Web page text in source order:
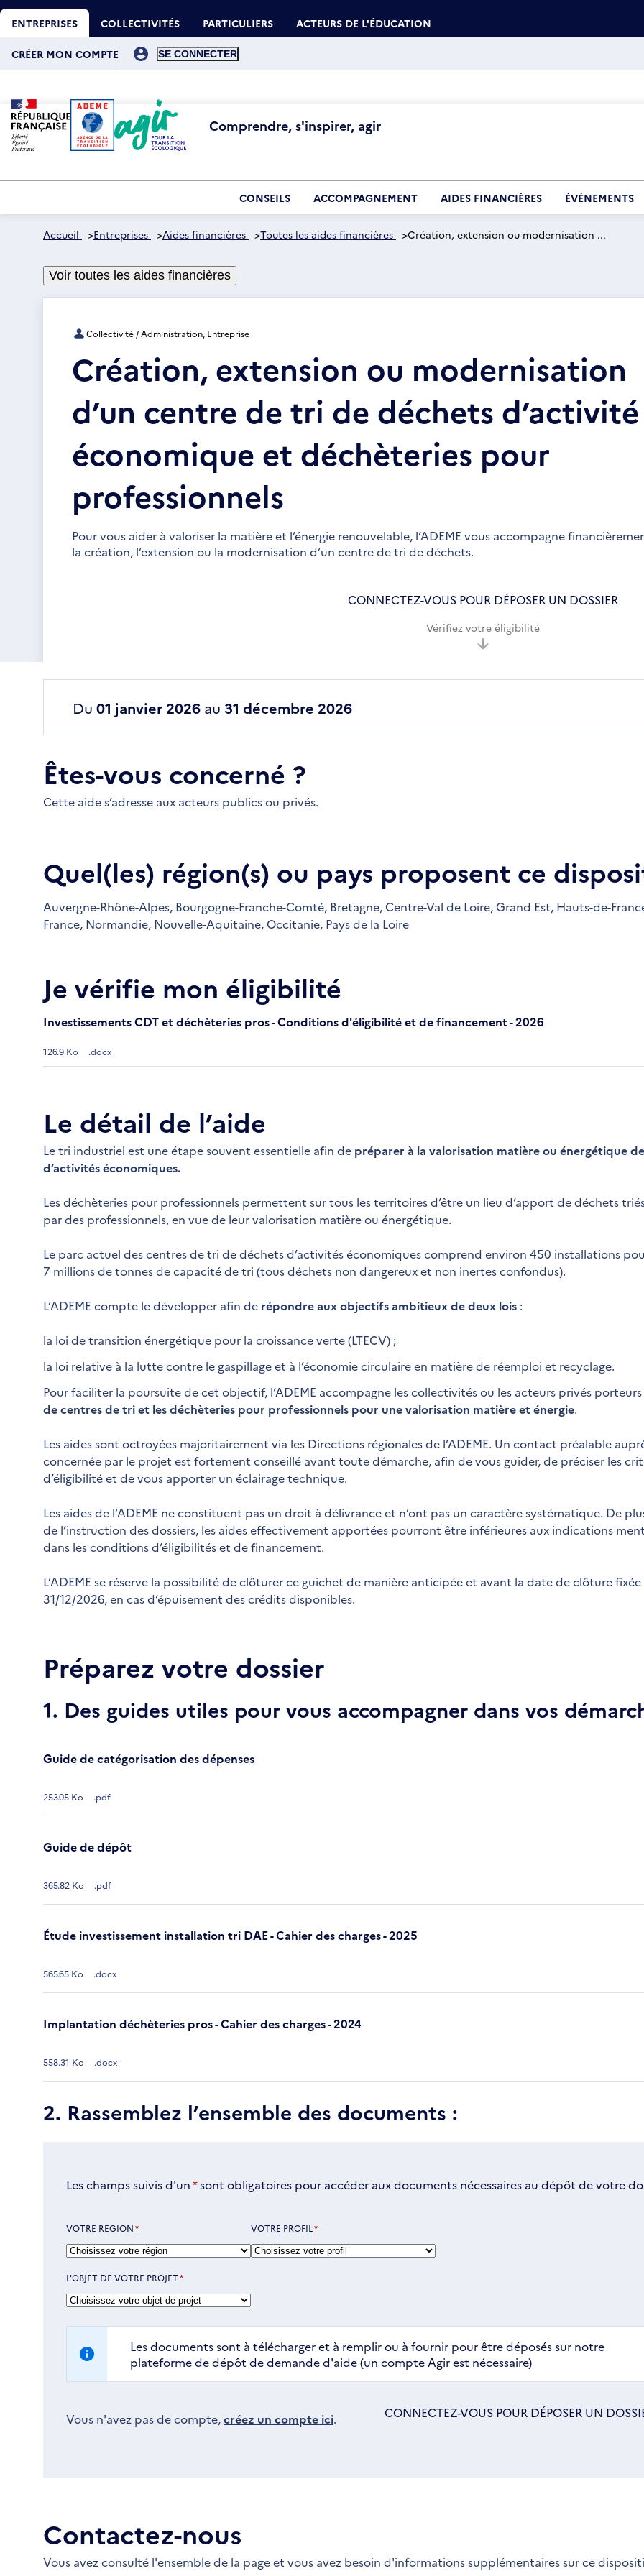
Aller
au
contenu
ENTREPRISES COLLECTIVITÉS PARTICULIERS ACTEURS DE L'ÉDUCATION
compte
CRÉER MON COMPTE
Comprendre, s'inspirer, agir
CONSEILS ACCOMPAGNEMENT AIDES FINANCIÈRES ÉVÉNEMENTS
Accueil >Entreprises >Aides financières >Toutes les aides financières >Création, extension ou modernisation ...
Voir toutes les aides financières
Collectivité / Administration, Entreprise
Création, extension ou modernisation
d’un centre de tri de déchets d’activité
économique et déchèteries pour
professionnels
Pour vous aider à valoriser la matière et l’énergie renouvelable, l’ADEME vous accompagne
la création, l’extension ou la modernisation d’un centre de tri de déchets.
CONNECTEZ-VOUS POUR DÉPOSER UN DOSSIER
Vérifiez votre éligibilité
Du 01 janvier 2026 au 31 décembre 2026
Êtes-vous concerné ?
Cette aide s’adresse aux acteurs publics ou privés.
Quel(les) région(s) ou pays proposent ce
Auvergne-Rhône-Alpes, Bourgogne-Franche-Comté, Bretagne, Centre-Val de Loire,Grand Est, Hauts-de-
France, Normandie, Nouvelle-Aquitaine, Occitanie, Pays de la Loire
Je vérifie mon éligibilité
Investissements CDT et déchèteries pros - Conditions d'éligibilité et de financement - 2026
126.9 Ko .docx
Le détail de l’aide
Le tri industriel est une étape souvent essentielle afin de préparer à la valorisation matière ou énergétique
d’activités économiques.
Les déchèteries pour professionnels permettent sur tous les territoires d’être un lieu d’apport de déchets
par des professionnels, en vue de leur valorisation matière ou énergétique.
Le parc actuel des centres de tri de déchets d’activités économiques comprend environ 450 installations
7 millions de tonnes de capacité de tri (tous déchets non dangereux et non inertes confondus).
L’ADEME compte le développer afin de répondre aux objectifs ambitieux de deux lois :
la loi de transition énergétique pour la croissance verte (LTECV) ;
la loi relative à la lutte contre le gaspillage et à l’économie circulaire en matière de réemploi et recyclage.
Pour faciliter la poursuite de cet objectif, l’ADEME accompagne les collectivités ou les acteurs privés
de centres de tri et les déchèteries pour professionnels pour une valorisation matière et énergie.
Les aides sont octroyées majoritairement via les Directions régionales de l’ADEME. Un contact préalable
concernée par le projet est fortement conseillé avant toute démarche, afin de vous guider, de préciser les
d’éligibilité et de vous apporter un éclairage technique.
Les aides de l’ADEME ne constituent pas un droit à délivrance et n’ont pas un caractère systématique. De
de l’instruction des dossiers, les aides effectivement apportées pourront être inférieures aux indications
dans les conditions d’éligibilités et de financement.
L’ADEME se réserve la possibilité de clôturer ce guichet de manière anticipée et avant la date de clôture fixée
31/12/2026, en cas d’épuisement des crédits disponibles.
Préparez votre dossier
1. Des guides utiles pour vous accompagner dans vos
Guide de catégorisation des dépenses
253.05 Ko .pdf
Guide de dépôt
365.82 Ko .pdf
Étude investissement installation tri DAE - Cahier des charges - 2025
565.65 Ko .docx
Implantation déchèteries pros - Cahier des charges - 2024
558.31 Ko .docx
2. Rassemblez l’ensemble des documents :
Les champs suivis d'un*sont obligatoires pour accéder aux documents nécessaires au dépôt de votre
VOTRE REGION* VOTRE PROFIL *
L'OBJET DE VOTRE PROJET*
Les documents sont à télécharger et à remplir ou à fournir pour être déposés sur notre
plateforme de dépôt de demande d'aide (un compte Agir est nécessaire)
Vous n'avez pas de compte,créez un compte ici.
CONNECTEZ-VOUS POUR DÉPOSER UN
Contactez-nous
Vous avez consulté l'ensemble de la page et vous avez besoin d'informations supplémentaires sur ce